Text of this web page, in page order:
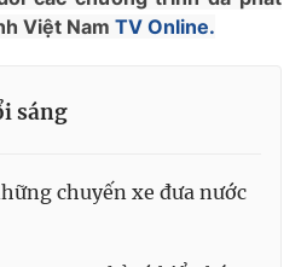
Vươn mình bằng AI
VTV8
Việt Nam TV Online.
sáng
chuyến xe đưa nước